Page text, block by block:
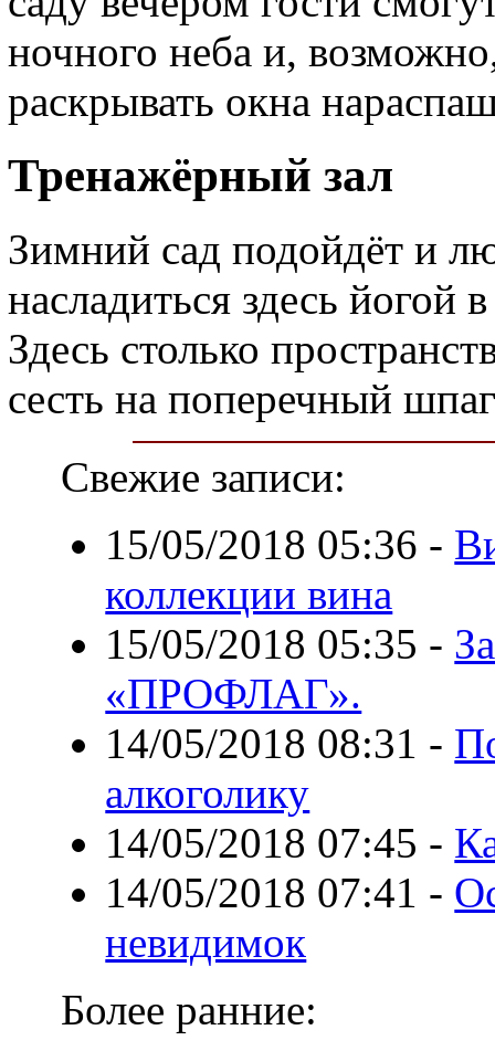
ночного неба и,
раскрывать окна
Тренажёрный зал
Зимний сад подойдёт и
насладиться здесь йогой
Здесь столько
сесть на поперечный
Свежие записи:
15/05/2018 05:36 -
коллекции вина
15/05/2018 05:35 -
«ПРОФЛАГ».
14/05/2018 08:31 -
алкоголику
14/05/2018 07:45 -
14/05/2018 07:41 -
невидимок
Более ранние: